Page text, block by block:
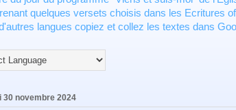
quelques versets choisis dans les Ecritures
langues copiez et collez les textes dans
30 novembre 2024